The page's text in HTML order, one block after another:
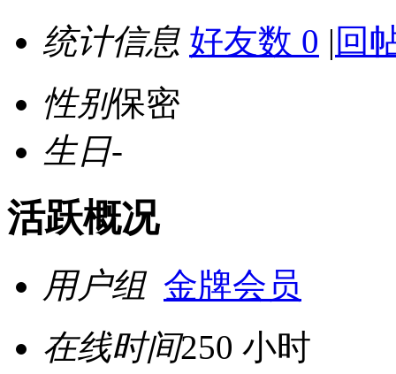
统计信息 好友数 0 | 回
性别保密
生日-
活跃概况
用户组 金牌会员
在线时间250 小时